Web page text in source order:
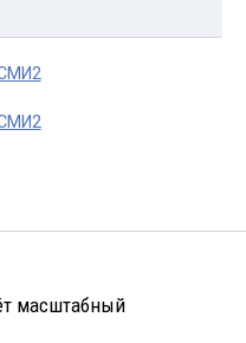
масштабный